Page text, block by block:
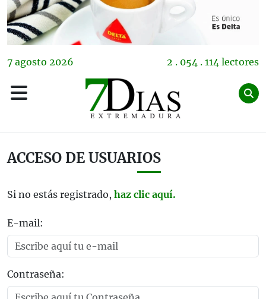
7 agosto 2026 2 . 054 . 114 lectores
ACCESO DE USUARIOS
Si no estás registrado, haz clic aquí.
E-mail:
Contraseña: